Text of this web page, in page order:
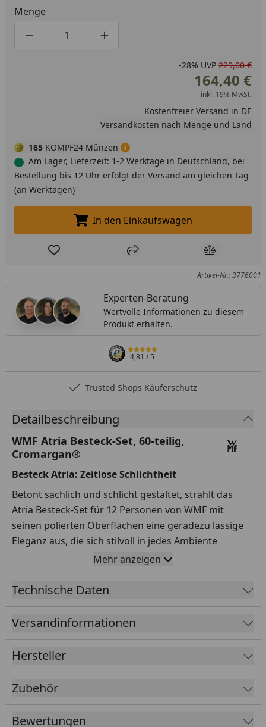
Menge
Produktmenge um eins verringern
Produktmenge manuell eingeben
Produktmenge um eins erhöhen
-28% UVP 229,00 €
164,40 €
inkl. 19% MwSt.
Kostenfreier Versand in DE
Versandkosten nach Menge und Land
165 KÖMPF24 Münzen
Am Lager, Lieferzeit: 1-2 Werktage in Deutschland, bei
Bestellung bis 12 Uhr erfolgt der Versand am gleichen Tag
(an Werktagen)
In den Einkaufswagen legen
In den Einkaufswagen
Produkt zur Wunschliste hinzufügen
Teilen Produkt
Artikel-Nr.: 3776001
Experten-Beratung
Wertvolle Informationen zu diesem
Produkt erhalten.
4,81/ 5
Trusted Shops Käuferschutz
Detailbeschreibung
WMF Atria Besteck-Set, 60-teilig,
Cromargan®
Besteck Atria: Zeitlose Schlichtheit
Betont sachlich und schlicht gestaltet, strahlt das
Atria Besteck-Set für 12 Personen von WMF mit
seinen polierten Oberflächen eine geradezu lässige
Eleganz aus, die sich stilvoll in jedes Ambiente
integriert und hervorragend mit den
unterschiedlichsten Tischgeschirren, Farben und
Formen kombinieren lässt. Hergestellt aus
verstärkt die sorgfältige Verarbeitung den
hinterlässt. Gefertigt mit all der Erfahrung und
Klingenstahls geschmiedet und anschließend
Mehr anzeigen
Technische Daten
Versandinformationen
Hersteller
Zubehör
Bewertungen